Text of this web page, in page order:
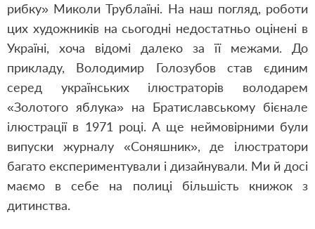
рибку» Миколи Трублаїні. На наш погляд, роботи
цих художників на сьогодні недостатньо оцінені в
Україні, хоча відомі далеко за її межами. До
прикладу, Володимир Голозубов став єдиним
серед українських ілюстраторів володарем
«Золотого яблука» на Братиславському бієнале
ілюстрації в 1971 році. А ще неймовірними були
випуски журналу «Соняшник», де ілюстратори
багато експериментували і дизайнували. Ми й досі
маємо в себе на полиці більшість книжок з
дитинства.